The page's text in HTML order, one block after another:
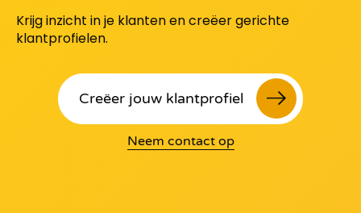
Krijg inzicht in je klanten en creëer gerichte
klantprofielen.
Creëer jouw klantprofiel
Neem contact op